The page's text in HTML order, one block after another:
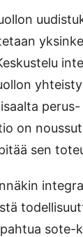
on
sen
sote-